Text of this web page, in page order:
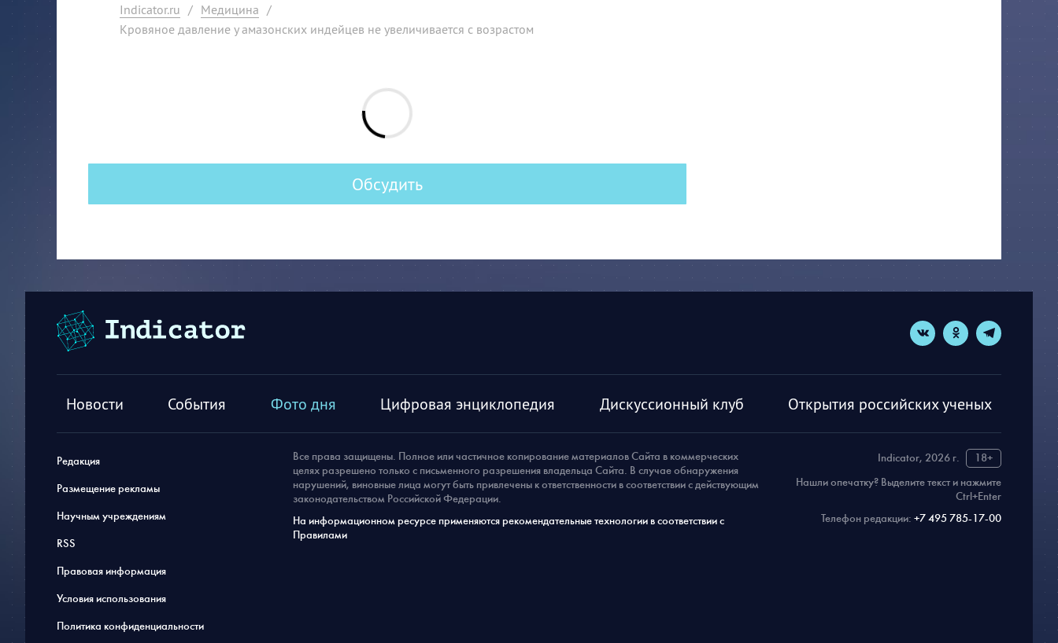
Indicator.ru / Медицина /
Кровяное давление у амазонских индейцев не увеличивается с возрастом
Обсудить
Новости События Фото дня Цифровая энциклопедия Дискуссионный клуб Открытия российских ученых
Редакция
Размещение рекламы
Научным учреждениям
RSS
Правовая информация
Условия использования
Политика конфиденциальности
Indicator, 2026 г.
18+
Нашли опечатку? Выделите текст и нажмите
Ctrl+Enter
Телефон редакции: +7 495 785-17-00
Все права защищены. Полное или частичное копирование материалов Сайта в коммерческих
целях разрешено только с письменного разрешения владельца Сайта. В случае обнаружения
нарушений, виновные лица могут быть привлечены к ответственности в соответствии с действующим
законодательством Российской Федерации.
На информационном ресурсе применяются рекомендательные технологии в соответствии с
Правилами